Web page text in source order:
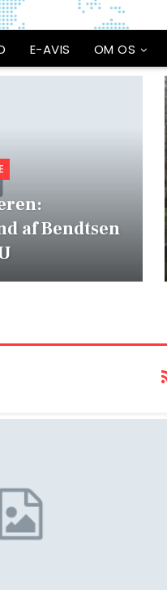
E-AVIS OM OS
af Bendtsen